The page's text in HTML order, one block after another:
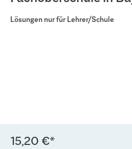
Lösungen nur für Lehrer/Schule
15,20 €*